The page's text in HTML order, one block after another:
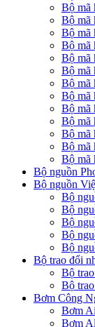
Bộ mã
Bộ mã
Bộ mã
Bộ mã
Bộ mã
Bộ mã
Bộ mã
Bộ mã
Bộ mã
Bộ mã
Bộ mã
Bộ mã
Bộ mã
Bộ nguồn
Bộ nguồn
Bộ
Bộ
Bộ
Bộ
Bộ
Bộ trao đổi
Bộ
Bộ
Bơm Công
Bơm
Bơm